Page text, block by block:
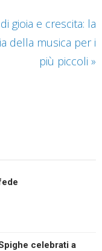
gioia e crescita: la
della musica per i
più piccoli »
celebrati a